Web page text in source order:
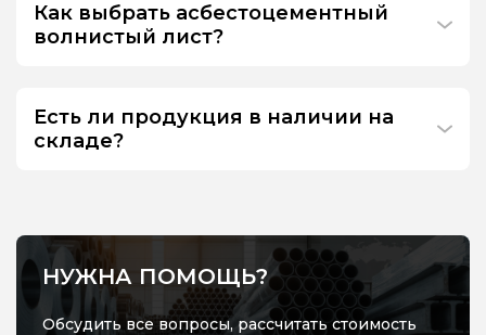
Как выбрать асбестоцементный
волнистый лист?
Есть ли продукция в наличии на
складе?
НУЖНА ПОМОЩЬ?
Обсудить все вопросы, рассчитать стоимость